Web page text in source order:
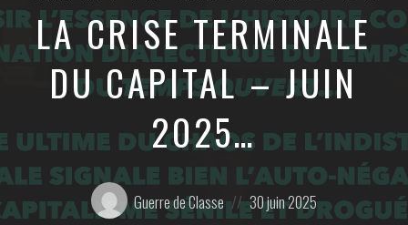
LA CRISE TERMINALE
DU CAPITAL – JUIN
2025…
Posté
par:
Guerre de Classe
Posted
on
30 juin 2025